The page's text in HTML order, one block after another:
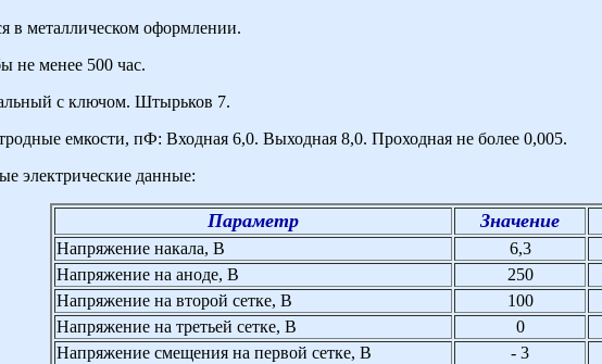
в металлическом оформлении.
не менее 500 час.
с ключом. Штырьков 7.
емкости, пФ: Входная 6,0. Выходная 8,0. Проходная не более 0,005.
электрические данные:
Параметр Значение
Напряжение накала, В
6,3
Напряжение на аноде, В
250
Напряжение на второй сетке, В
100
Напряжение на третьей сетке, В
0
Напряжение смещения на первой сетке, В
- 3